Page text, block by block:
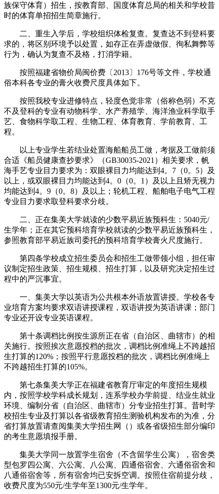
族保守体育）招生，按教育部、国度体育总局的相关和学校昔
时的体育单招招生简章施行。
二、重生入学后，学校组织体检复查。复查达不到登科要
求的，将区别环境予以处置，如存正在弄虚做假、徇私舞弊等
行为，确认为复查不及格，打消学籍。
按照福建省物价局闽价费〔2013〕176号等文件，学校通
俗本科各专业的膏火收费尺度具体如下。
按照我校专业进修特点，轻度色觉非常（俗称色弱）不克
不及登科的专业有动物科学、水产养殖学、海洋渔业科学取手
艺、食物科学取工程、生物工程、体育教育、学前教育、工
程。
以上专业学生若结业处置海船船员工做，考据及工做前须
合适《船员健康查抄要求》（GB30035-2021）相关要求，帆
海手艺专业目力要求为：双眼裸目力均能达到4。7（0。5）及
以上，或双眼裸目力均能达到4。0（0。1）及以上且矫无视力
均能达到4。9（0。8）及以上；轮机工程、船舶电子电气工程
专业目力要求取登科要求分歧。
二、正在集美大学就读的少数平易近族预科生：5040元/
生学年；正在其它预科培育学校就读的少数平易近族预科生，
参照教育部平易近族司委托的预科培育学校膏火尺度施行。
第四条学校成立招生委员会和招生工做带领小组，担任审
议制定招生政策、招生规模、招生打算，以及研究决定招生过
程中的严沉事宜。
一、集美大学以英语为公共根本外语放置讲授。学校各专
业培育方案均要求双语讲授课程，双语讲授为英语讲课；部门
专业还开设专业英语课程。
第十条调档比例按生源所正在省（自治区、曲辖市）的相
关施行。按照挨次意愿投档的批次，调档比例准绳上不跨越招
生打算的120%；按照平行意愿投档的批次，调档比例准绳上
不跨越招生打算的105%。
第七条集美大学正在福建省教育厅审定的年度招生规模
内，按照学校学科成长规划，连系学校办学前提、结业生就业
环境、编制分省（自治区、曲辖市）分专业招生打算。昔时学
校招生专业及打算以各省级教育招生测验机构发布的为准，分
省打算放置请查阅集美大学招生网（）或各省级招生部分编印
的考生意愿填报手册。
集美大学同一放置学生宿舍（不含留学生公寓），宿舍类
型包罗四公寓、六公寓、八公寓、四通俗宿舍、六通俗宿舍和
八通俗宿舍等，所有宿舍均已安拆空调。按照住宿前提分歧，
收费尺度为550元/生学年至1300元/生学年。